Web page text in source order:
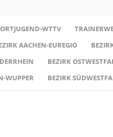
WTTV
AACHEN-EUREGIO
BEZIRK
WUPPER BEZIRK